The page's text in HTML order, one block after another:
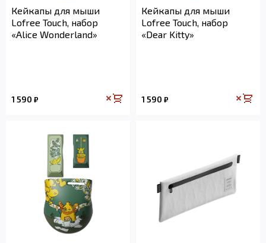
Кейкапы для мыши
Lofree Touch, набор
«Alice Wonderland»
1 590 ₽
Кейкапы для мыши
Lofree Touch, набор
«Dear Kitty»
1 590 ₽